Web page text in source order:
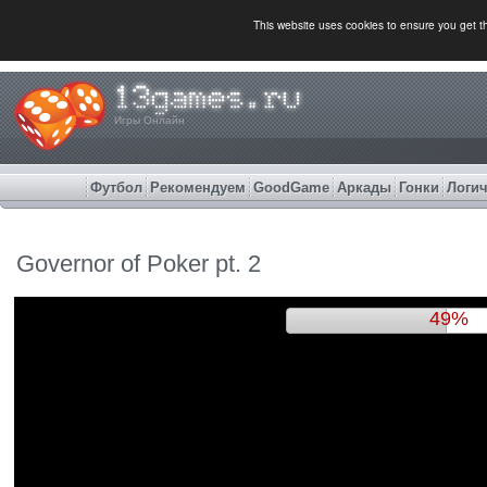
This website uses cookies to ensure you get
Игры Онлайн
Футбол Рекомендуем GoodGame Аркады Гонки
Governor of Poker pt. 2
52%